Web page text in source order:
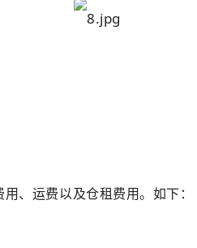
、运费以及仓租费用。如下：